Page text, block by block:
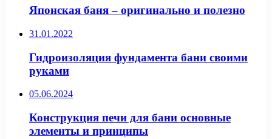
Японская баня – оригинально и полезно
31.01.2022
Гидроизоляция фундамента бани своими
руками
05.06.2024
Конструкция печи для бани основные
элементы и принципы